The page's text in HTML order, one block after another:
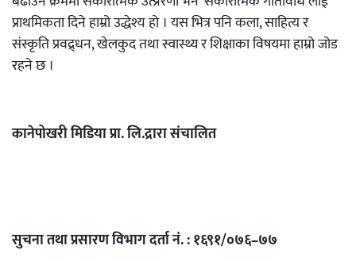
प्राथमिकता दिने हाम्रो उद्धेश्य हो । यस भित्र पनि कला, साहित्य र
संस्कृति प्रवद्र्धन, खेलकुद तथा स्वास्थ्य र शिक्षाका विषयमा हाम्रो जोड
रहने छ ।
कानेपोखरी मिडिया प्रा. लि.द्रारा संचालित
सुचना तथा प्रसारण विभाग दर्ता नं. : १६९१/०७६–७७